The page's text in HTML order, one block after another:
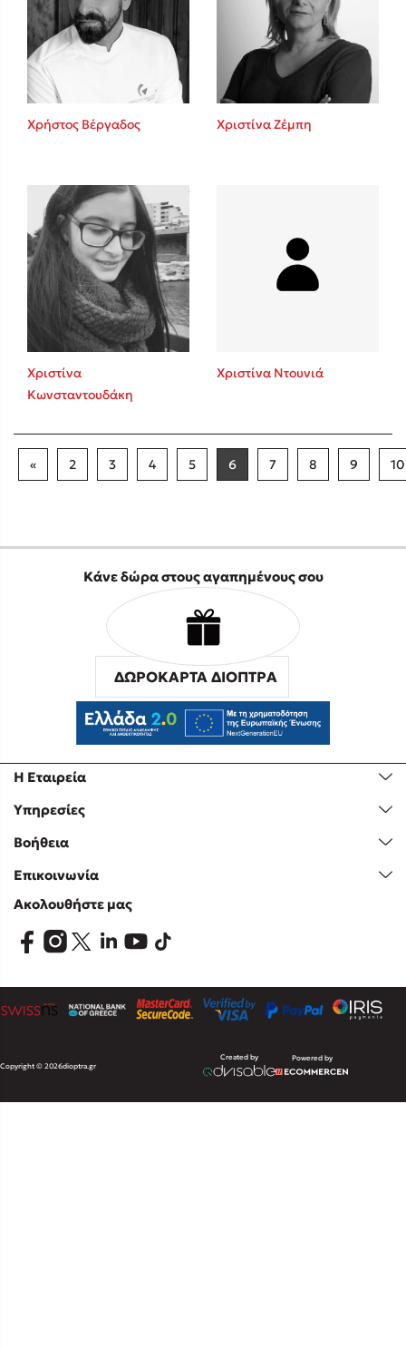
Χρήστος Βέργαδος Χριστίνα Ζέμπη
Χριστίνα
Κωνσταντουδάκη
Χριστίνα Ντουνιά
« 2 3 4 5 6 7 8 9 10
Η Εταιρεία
Υπηρεσίες
Βοήθεια
Επικοινωνία
Κάνε δώρα στους αγαπημένους σου
ΔΩΡΟΚΑΡΤΑ ΔΙΟΠΤΡΑ
Ακολουθήστε μας
Copyright © 2026dioptra.gr
Created by Powered by